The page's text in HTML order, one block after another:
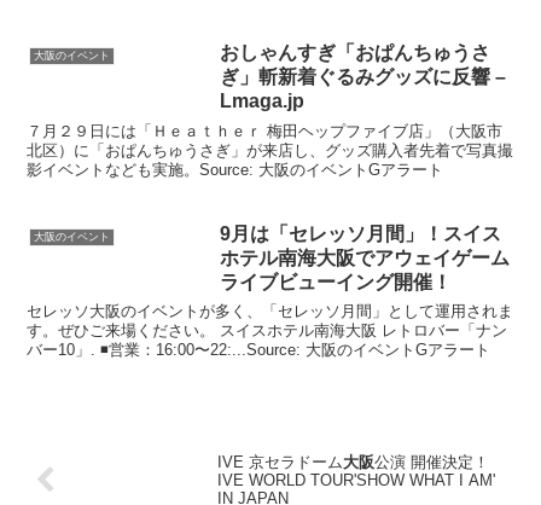
大阪のイベント
おしゃんすぎ「おぱんちゅうさ
ぎ」斬新着ぐるみグッズに反響 –
Lmaga.jp
７月２９日には「Ｈｅａｔｈｅｒ 梅田ヘップファイブ店」（大阪市
北区）に「おぱんちゅうさぎ」が来店し、グッズ購入者先着で写真撮
影イベントなども実施。Source: 大阪のイベントGアラート
大阪のイベント
9月は「セレッソ月間」！スイス
ホテル南海大阪でアウェイゲーム
ライブビューイング開催！
セレッソ大阪のイベントが多く、「セレッソ月間」として運用されま
す。ぜひご来場ください。 スイスホテル南海大阪 レトロバー「ナン
バー10」. ◾️営業：16:00〜22:...Source: 大阪のイベントGアラート
IVE 京セラドーム大阪公演 開催決定！
IVE WORLD TOUR'SHOW WHAT I AM'
IN JAPAN